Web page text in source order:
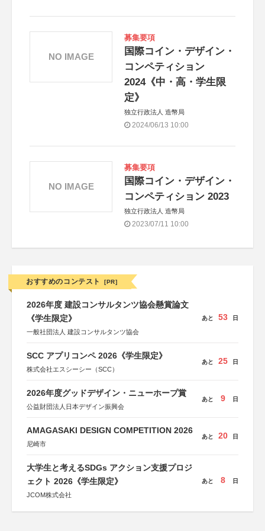
募集要項
国際コイン・デザイン・
コンペティション
2024《中・高・学生限
定》
独立行政法人 造幣局
2024/06/13 10:00
NO IMAGE
募集要項
国際コイン・デザイン・
コンペティション 2023
独立行政法人 造幣局
2023/07/11 10:00
NO IMAGE
おすすめのコンテスト [PR]
2026年度 建設コンサルタンツ協会懸賞論文
《学生限定》
一般社団法人 建設コンサルタンツ協会
あと 53 日
SCC アプリコンペ 2026《学生限定》
株式会社エスシーシー（SCC）
あと 25 日
2026年度グッドデザイン・ニューホープ賞
公益財団法人日本デザイン振興会
あと 9 日
AMAGASAKI DESIGN COMPETITION 2026
尼崎市
あと 20 日
大学生と考えるSDGs アクション支援プロジ
ェクト 2026《学生限定》
JCOM株式会社
あと 8 日